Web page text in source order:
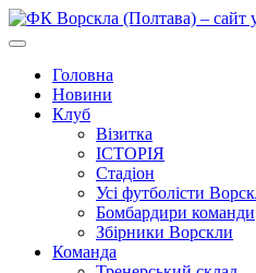
Головна
Новини
Клуб
Візитка
ІСТОРІЯ
Стадіон
Усі футболісти
Бомбардири команди
Збірники Ворскли
Команда